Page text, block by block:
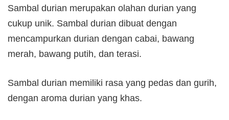
Sambal durian merupakan olahan durian yang
cukup unik. Sambal durian dibuat dengan
mencampurkan durian dengan cabai, bawang
merah, bawang putih, dan terasi.
Sambal durian memiliki rasa yang pedas dan gurih,
dengan aroma durian yang khas.